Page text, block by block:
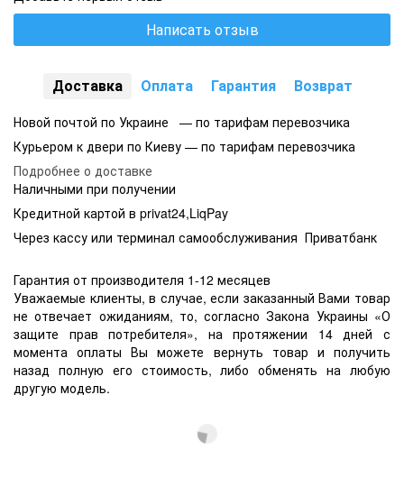
Написать отзыв
Доставка Оплата Гарантия Возврат
Новой почтой по Украине — по тарифам перевозчика
Курьером к двери по Киеву — по тарифам перевозчика
Подробнее о доставке
Наличными при получении
Кредитной картой в privat24,LiqPay
Через кассу или терминал самообслуживания Приватбанк
Гарантия от производителя 1-12 месяцев
Уважаемые клиенты, в случае, если заказанный Вами товар
не отвечает ожиданиям, то, согласно Закона Украины «О
защите прав потребителя», на протяжении 14 дней с
момента оплаты Вы можете вернуть товар и получить
назад полную его стоимость, либо обменять на любую
другую модель.